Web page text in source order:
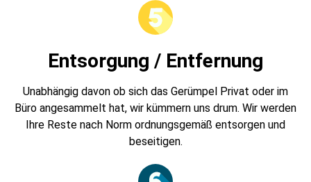
Entsorgung / Entfernung
Unabhängig davon ob sich das Gerümpel Privat oder im
Büro angesammelt hat, wir kümmern uns drum. Wir werden
Ihre Reste nach Norm ordnungsgemäß entsorgen und
beseitigen.